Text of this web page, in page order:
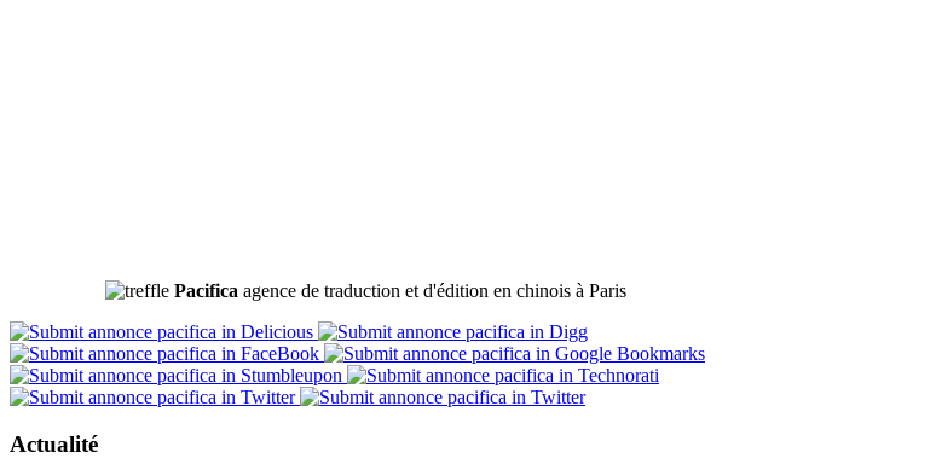
Pacifica agence de traduction et d'édition en chinois à Paris
Actualité